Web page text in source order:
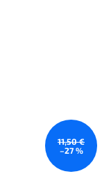
11,50 €
–27 %